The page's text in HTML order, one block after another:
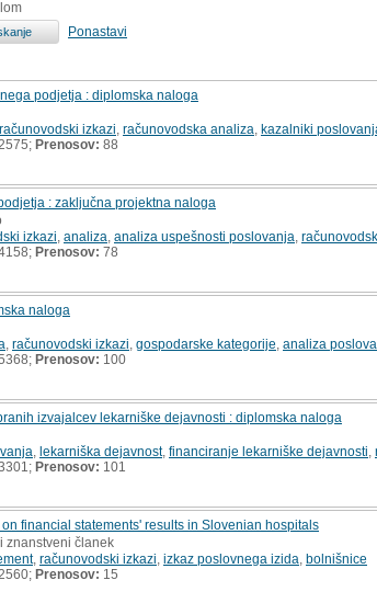
Ponastavi
podjetja : diplomska naloga
računovodski izkazi računovodska analiza kazalniki
2575; Prenosov: 88
: zaključna projektna naloga
izkazi analiza analiza uspešnosti poslovanja
Prenosov: 78
naloga
računovodski izkazi gospodarske kategorije analiza
Prenosov: 100
izvajalcev lekarniške dejavnosti : diplomska naloga
lekarniška dejavnost, financiranje lekarniške dejavnosti
Prenosov: 101
financial statements' results in Slovenian hospitals
znanstveni članek
, računovodski izkazi izkaz poslovnega izida bolnišnice
2560; Prenosov: 15